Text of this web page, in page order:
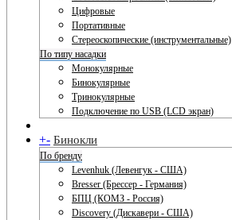
Цифровые
Портативные
Стереоскопические (инструментальные)
По типу насадки
Монокулярные
Бинокулярные
Тринокулярные
Подключение по USB (LCD экран)
+- Бинокли
По бренду
Levenhuk (Левенгук - США)
Bresser (Брессер - Германия)
БПЦ (КОМЗ - Россия)
Discovery (Дискавери - США)